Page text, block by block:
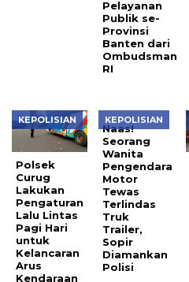
Pelayanan
Publik se-
Provinsi
Banten dari
Ombudsman
RI
KEPOLISIAN
Polsek
Curug
Lakukan
Pengaturan
Lalu Lintas
Pagi Hari
untuk
Kelancaran
Arus
Kendaraan
KEPOLISIAN
Naas!
Seorang
Wanita
Pengendara
Motor
Tewas
Terlindas
Truk
Trailer,
Sopir
Diamankan
Polisi